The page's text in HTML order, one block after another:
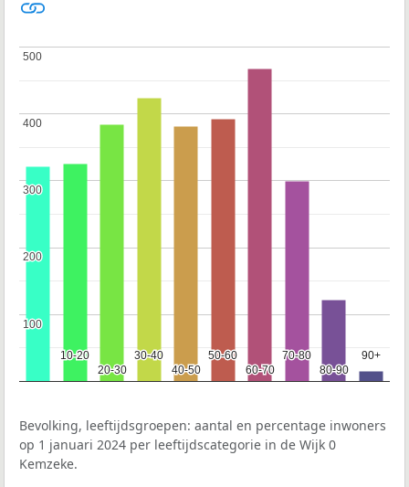
10-20
10-20
20-30
20-30
30-40
30-40
40-50
40-50
50-60
50-60
60-70
60-70
70-80
70-80
80-90
80-90
90+
90+
100
100
200
200
300
300
400
400
500
500
Bevolking, leeftijdsgroepen: aantal en percentage inwoners
op 1 januari 2024 per leeftijdscategorie in de Wijk 0
Kemzeke.